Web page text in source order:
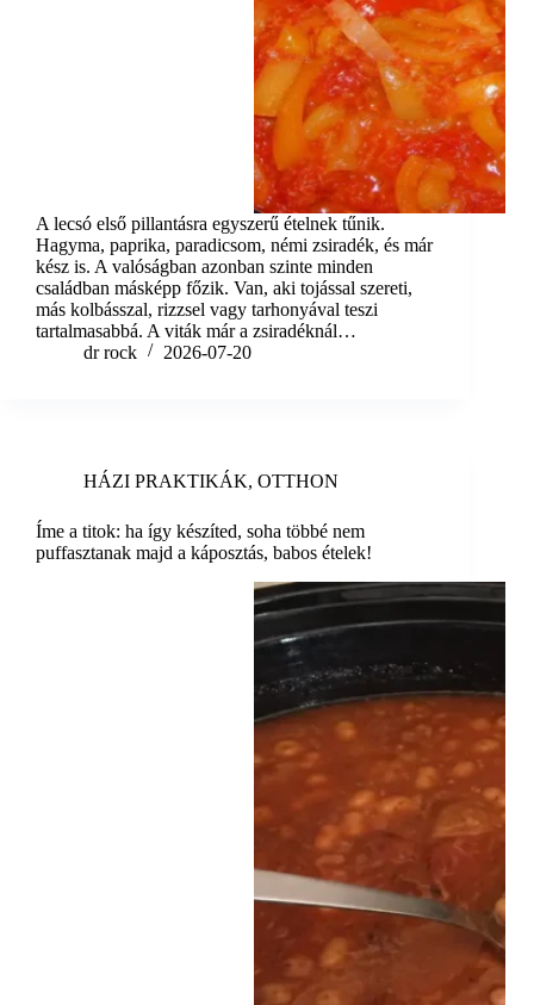
A lecsó első pillantásra egyszerű ételnek tűnik.
Hagyma, paprika, paradicsom, némi zsiradék, és már
kész is. A valóságban azonban szinte minden
családban másképp főzik. Van, aki tojással szereti,
más kolbásszal, rizzsel vagy tarhonyával teszi
tartalmasabbá. A viták már a zsiradéknál…
dr rock
2026-07-20
HÁZI PRAKTIKÁK, OTTHON
Íme a titok: ha így készíted, soha többé nem
puffasztanak majd a káposztás, babos ételek!